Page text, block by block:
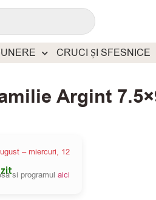
CRUCI ȘI SFESNICE
Argint
– miercuri, 12
si programulaici